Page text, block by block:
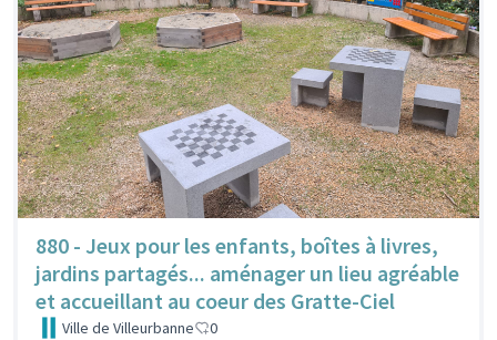
880 - Jeux pour les enfants, boîtes à livres,
jardins partagés... aménager un lieu agréable
et accueillant au coeur des Gratte-Ciel
Ville de Villeurbanne 0